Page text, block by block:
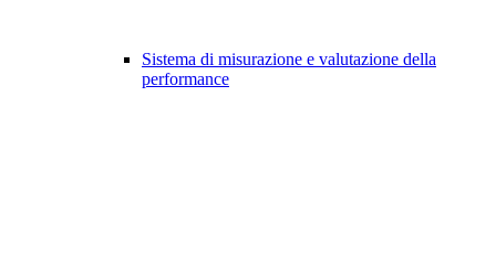
Sistema di misurazione e valutazione della
performance